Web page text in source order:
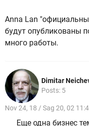
Anna Lan
будут опубликованы
много работы.
Dimitar
Posts: 5
Nov 24, 18 / Sag 20, 02
Еще одна бизнес